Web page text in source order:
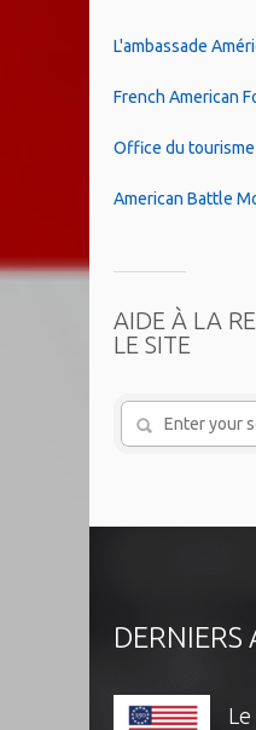
L'ambassade
French American
Office du tourisme
American Battle
AIDE À LA
LE SITE
DERNIERS